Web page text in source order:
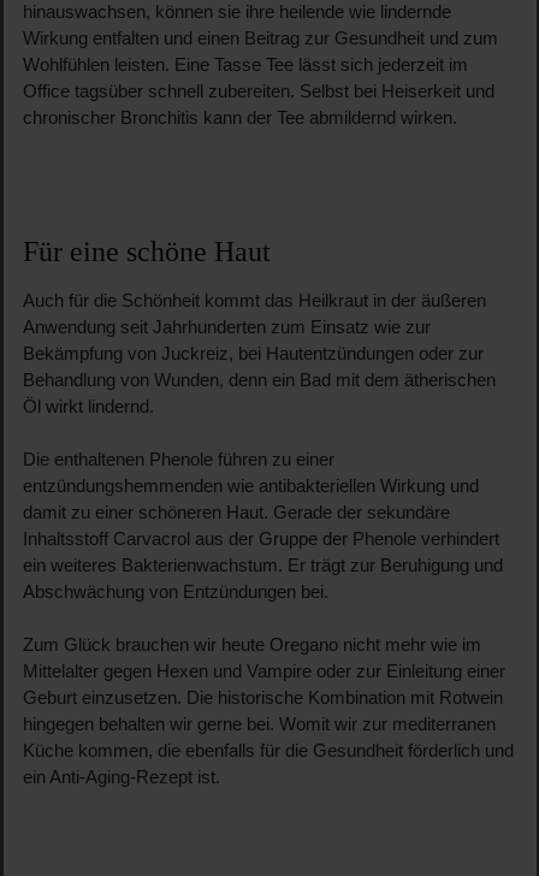
hinauswachsen, können sie ihre heilende wie lindernde
Wirkung entfalten und einen Beitrag zur Gesundheit und zum
Wohlfühlen leisten. Eine Tasse Tee lässt sich jederzeit im
Office tagsüber schnell zubereiten. Selbst bei Heiserkeit und
chronischer Bronchitis kann der Tee abmildernd wirken.
Für eine schöne Haut
Auch für die Schönheit kommt das Heilkraut in der äußeren
Anwendung seit Jahrhunderten zum Einsatz wie zur
Bekämpfung von Juckreiz, bei Hautentzündungen oder zur
Behandlung von Wunden, denn ein Bad mit dem ätherischen
Öl wirkt lindernd.
Die enthaltenen Phenole führen zu einer
entzündungshemmenden wie antibakteriellen Wirkung und
damit zu einer schöneren Haut. Gerade der sekundäre
Inhaltsstoff Carvacrol aus der Gruppe der Phenole verhindert
ein weiteres Bakterienwachstum. Er trägt zur Beruhigung und
Abschwächung von Entzündungen bei.
Zum Glück brauchen wir heute Oregano nicht mehr wie im
Mittelalter gegen Hexen und Vampire oder zur Einleitung einer
Geburt einzusetzen. Die historische Kombination mit Rotwein
hingegen behalten wir gerne bei. Womit wir zur mediterranen
Küche kommen, die ebenfalls für die Gesundheit förderlich und
ein Anti-Aging-Rezept ist.